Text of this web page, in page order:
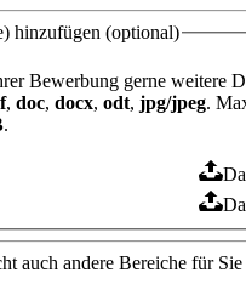
hinzufügen (optional)
Bewerbung gerne weitere
, doc, docx, odt, jpg/jpeg.
.
auch andere Bereiche für Sie